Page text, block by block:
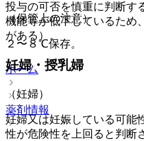
（保管上の注意）
２〜８℃保存。
ホーム
薬剤情報
投与の可否を慎重に判断す
機能等が低下しているため
がある）。
妊婦・授乳婦
（妊婦）
妊婦又は妊娠している可能
性が危険性を上回ると判断